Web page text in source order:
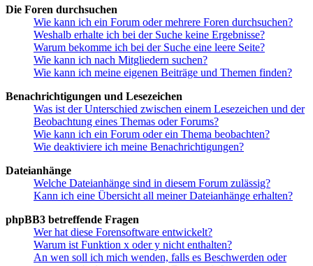
Die Foren durchsuchen
Wie kann ich ein Forum oder mehrere Foren durchsuchen?
Weshalb erhalte ich bei der Suche keine Ergebnisse?
Warum bekomme ich bei der Suche eine leere Seite?
Wie kann ich nach Mitgliedern suchen?
Wie kann ich meine eigenen Beiträge und Themen finden?
Benachrichtigungen und Lesezeichen
Was ist der Unterschied zwischen einem Lesezeichen und der
Beobachtung eines Themas oder Forums?
Wie kann ich ein Forum oder ein Thema beobachten?
Wie deaktiviere ich meine Benachrichtigungen?
Dateianhänge
Welche Dateianhänge sind in diesem Forum zulässig?
Kann ich eine Übersicht all meiner Dateianhänge erhalten?
phpBB3 betreffende Fragen
Wer hat diese Forensoftware entwickelt?
Warum ist Funktion x oder y nicht enthalten?
An wen soll ich mich wenden, falls es Beschwerden oder